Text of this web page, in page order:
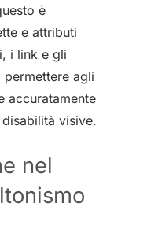
è
e attributi
i link e gli
agli
accuratamente
visive.
nel